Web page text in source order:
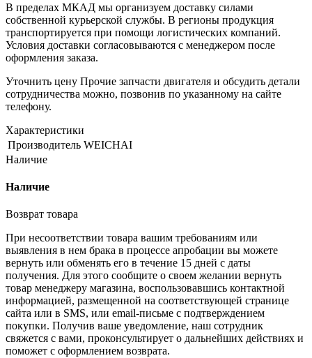
В пределах МКАД мы организуем доставку силами
собственной курьерской службы. В регионы продукция
транспортируется при помощи логистических компаний.
Условия доставки согласовываются с менеджером после
оформления заказа.
Уточнить цену Прочие запчасти двигателя и обсудить детали
сотрудничества можно, позвонив по указанному на сайте
телефону.
Характеристики
Производитель WEICHAI
Наличие
Наличие
Возврат товара
При несоответствии товара вашим требованиям или
выявления в нем брака в процессе апробации вы можете
вернуть или обменять его в течение 15 дней с даты
получения. Для этого сообщите о своем желании вернуть
товар менеджеру магазина, воспользовавшись контактной
информацией, размещенной на соответствующей странице
сайта или в SMS, или email-письме с подтверждением
покупки. Получив ваше уведомление, наш сотрудник
свяжется с вами, проконсультирует о дальнейших действиях и
поможет с оформлением возврата.